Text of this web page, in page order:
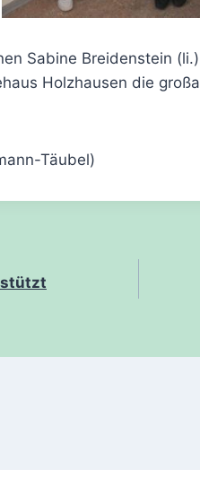
Sabine Breidenstein
Holzhausen die
Täubel)